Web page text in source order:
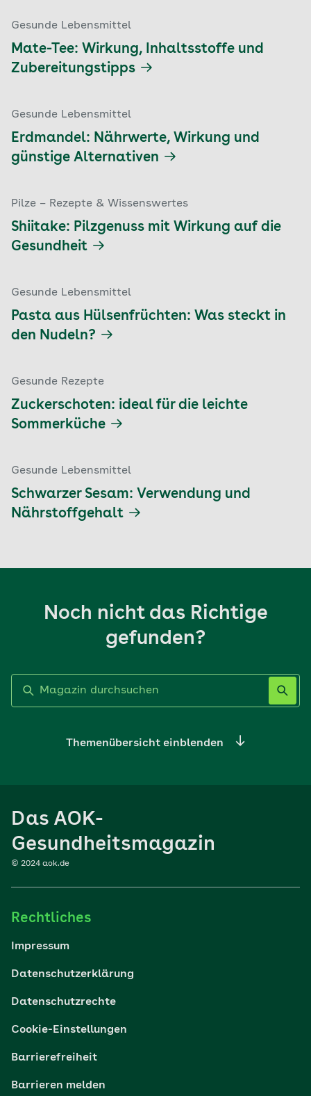
Gesunde Lebensmittel
Mate-Tee: Wirkung, Inhaltsstoffe und
Zubereitungstipps
Gesunde Lebensmittel
Erdmandel: Nährwerte, Wirkung und
günstige Alternativen
Pilze – Rezepte & Wissenswertes
Shiitake: Pilzgenuss mit Wirkung auf die
Gesundheit
Gesunde Lebensmittel
Pasta aus Hülsenfrüchten: Was steckt in
den Nudeln?
Gesunde Rezepte
Zuckerschoten: ideal für die leichte
Sommerküche
Gesunde Lebensmittel
Schwarzer Sesam: Verwendung und
Nährstoffgehalt
Noch nicht das Richtige
gefunden?
Themenübersicht einblenden
Sport
Reisen
Wohlbefinden
Digital gesund
Das AOK-
Gesundheitsmagazin
© 2024 aok.de
Rechtliches
Impressum
Datenschutzerklärung
Datenschutzrechte
Cookie-Einstellungen
Barrierefreiheit
Barrieren melden